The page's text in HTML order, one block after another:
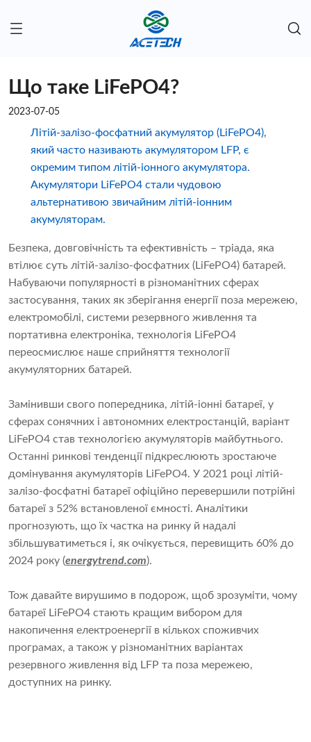
Що таке LiFePO4?
2023-07-05
Літій-залізо-фосфатний акумулятор (LiFePO4),
який часто називають акумулятором LFP, є
окремим типом літій-іонного акумулятора.
Акумулятори LiFePO4 стали чудовою
альтернативою звичайним літій-іонним
акумуляторам.
Безпека, довговічність та ефективність – тріада, яка
втілює суть літій-залізо-фосфатних (LiFePO4) батарей.
Набуваючи популярності в різноманітних сферах
застосування, таких як зберігання енергії поза мережею,
електромобілі, системи резервного живлення та
портативна електроніка, технологія LiFePO4
переосмислює наше сприйняття технології
акумуляторних батарей.
Замінивши свого попередника, літій-іонні батареї, у
сферах сонячних і автономних електростанцій, варіант
LiFePO4 став технологією акумуляторів майбутнього.
Останні ринкові тенденції підкреслюють зростаюче
домінування акумуляторів LiFePO4. У 2021 році літій-
залізо-фосфатні батареї офіційно перевершили потрійні
батареї з 52% встановленої ємності. Аналітики
прогнозують, що їх частка на ринку й надалі
збільшуватиметься і, як очікується, перевищить 60% до
2024 року (energytrend.com).
Тож давайте вирушимо в подорож, щоб зрозуміти, чому
батареї LiFePO4 стають кращим вибором для
накопичення електроенергії в кількох споживчих
програмах, а також у різноманітних варіантах
резервного живлення від LFP та поза мережею,
доступних на ринку.